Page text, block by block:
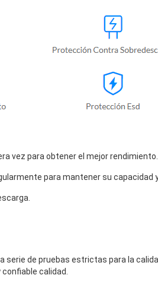
vez para obtener el mejor rendimiento.
para mantener su capacidad
serie de pruebas estrictas para la
calidad.